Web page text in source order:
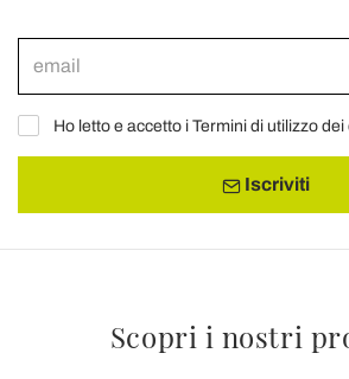
Ho letto e accetto i Termini di utilizzo
Iscriviti
Scopri i nostri